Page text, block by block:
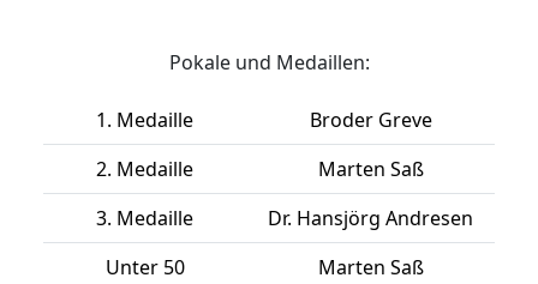
Pokale und Medaillen:
1. Medaille
Broder Greve
2. Medaille
Marten Saß
3. Medaille
Dr. Hansjörg Andresen
Unter 50
Marten Saß